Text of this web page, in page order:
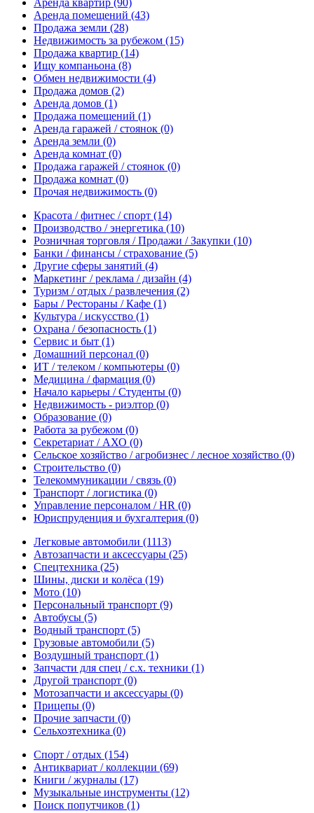
Аренда квартир (90)
Аренда помещений (43)
Продажа земли (28)
Недвижимость за рубежом (15)
Продажа квартир (14)
Ищу компаньона (8)
Обмен недвижимости (4)
Продажа домов (2)
Аренда домов (1)
Продажа помещений (1)
Аренда гаражей / стоянок (0)
Аренда земли (0)
Аренда комнат (0)
Продажа гаражей / стоянок (0)
Продажа комнат (0)
Прочая недвижимость (0)
Красота / фитнес / спорт (14)
Производство / энергетика (10)
Розничная торговля / Продажи / Закупки (10)
Банки / финансы / страхование (5)
Другие сферы занятий (4)
Маркетинг / реклама / дизайн (4)
Туризм / отдых / развлечения (2)
Бары / Рестораны / Кафе (1)
Культура / искусство (1)
Охрана / безопасность (1)
Сервис и быт (1)
Домашний персонал (0)
ИТ / телеком / компьютеры (0)
Медицина / фармация (0)
Начало карьеры / Студенты (0)
Недвижимость - риэлтор (0)
Образование (0)
Работа за рубежом (0)
Секретариат / АХО (0)
Сельское хозяйство / агробизнес / лесное хозяйство (0)
Строительство (0)
Телекоммуникации / связь (0)
Транспорт / логистика (0)
Управление персоналом / HR (0)
Юриспруденция и бухгалтерия (0)
Легковые автомобили (1113)
Автозапчасти и аксессуары (25)
Спецтехника (25)
Шины, диски и колёса (19)
Мото (10)
Персональный транспорт (9)
Автобусы (5)
Водный транспорт (5)
Грузовые автомобили (5)
Воздушный транспорт (1)
Запчасти для спец / с.х. техники (1)
Другой транспорт (0)
Мотозапчасти и аксессуары (0)
Прицепы (0)
Прочие запчасти (0)
Сельхозтехника (0)
Спорт / отдых (154)
Антиквариат / коллекции (69)
Книги / журналы (17)
Музыкальные инструменты (12)
Поиск попутчиков (1)